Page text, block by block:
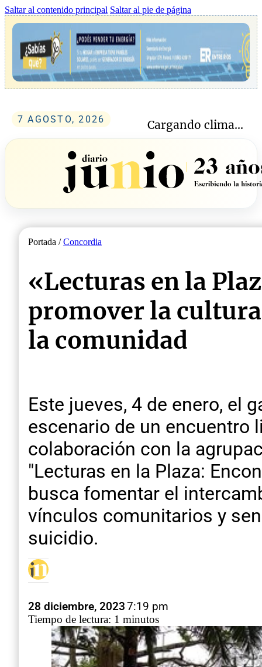
Saltar al contenido principal Saltar al pie de página
7 AGOSTO, 2026 Cargando clima...
Portada /Concordia
«Lecturas en la
promover la
la comunidad
Este jueves, 4 de enero, el
escenario de un encuentro
colaboración con la
"Lecturas en la Plaza:
busca fomentar el
vínculos comunitarios y
suicidio.
28 diciembre, 20237:19 pm
Tiempo de lectura: 1 minutos